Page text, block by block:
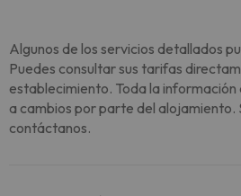
Algunos de los servicios detallados
Puedes consultar sus tarifas
establecimiento. Toda la
a cambios por parte del alojamiento.
contáctanos.